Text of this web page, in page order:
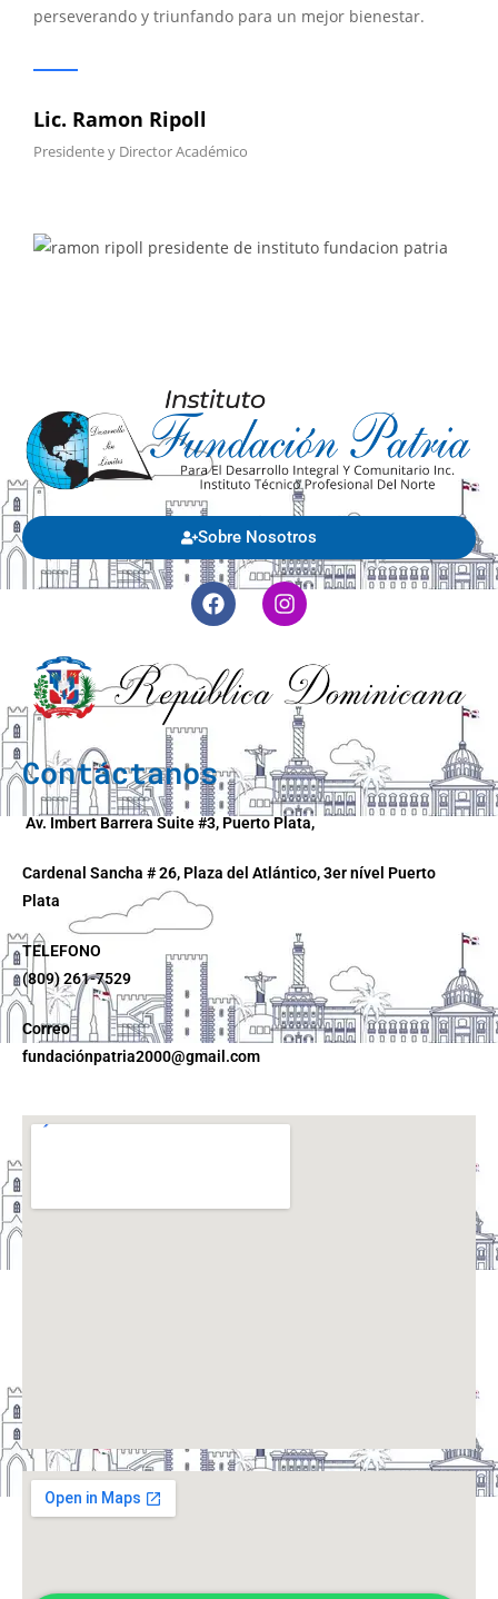
perseverando y triunfando para un mejor bienestar.
Lic. Ramon Ripoll
Presidente y Director Académico
Sobre Nosotros
Contáctanos
Av. Imbert Barrera Suite #3, Puerto Plata,
Cardenal Sancha # 26, Plaza del Atlántico, 3er nível Puerto
Plata
TELEFONO
(809) 261-7529
Correo
fundaciónpatria2000@gmail.com